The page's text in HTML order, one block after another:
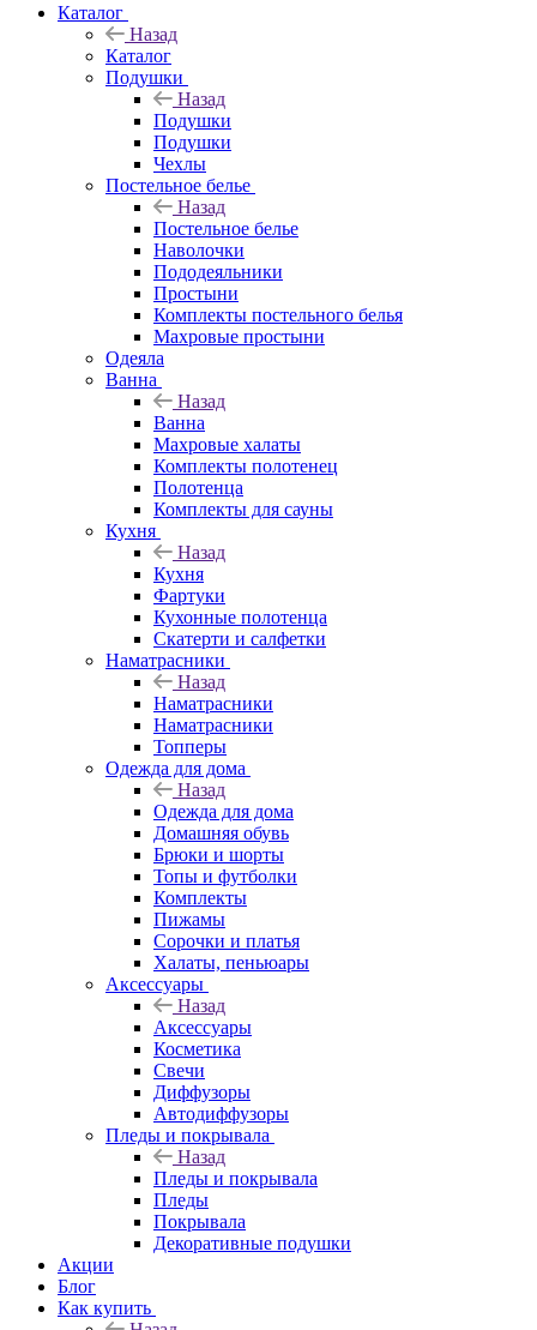
Каталог
Назад
Каталог
Подушки
Назад
Подушки
Подушки
Чехлы
Постельное белье
Назад
Постельное белье
Наволочки
Пододеяльники
Простыни
Комплекты постельного белья
Махровые простыни
Одеяла
Ванна
Назад
Ванна
Махровые халаты
Комплекты полотенец
Полотенца
Комплекты для сауны
Кухня
Назад
Кухня
Фартуки
Кухонные полотенца
Скатерти и салфетки
Наматрасники
Назад
Наматрасники
Наматрасники
Топперы
Одежда для дома
Назад
Одежда для дома
Домашняя обувь
Брюки и шорты
Топы и футболки
Комплекты
Пижамы
Сорочки и платья
Халаты, пеньюары
Аксессуары
Назад
Аксессуары
Косметика
Свечи
Диффузоры
Автодиффузоры
Пледы и покрывала
Назад
Пледы и покрывала
Пледы
Покрывала
Декоративные подушки
Акции
Блог
Как купить